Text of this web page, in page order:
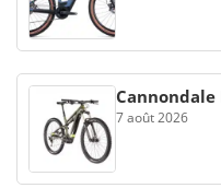
7 août 2026